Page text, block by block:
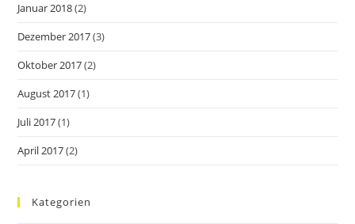
Januar 2018(2)
Dezember 2017(3)
Oktober 2017(2)
August 2017(1)
Juli 2017(1)
April 2017(2)
Kategorien